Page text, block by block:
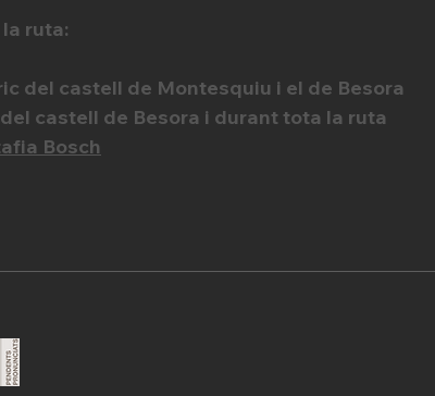
ruta:
del castell de Montesquiu i el de Besora
castell de Besora i durant tota la ruta
Bosch